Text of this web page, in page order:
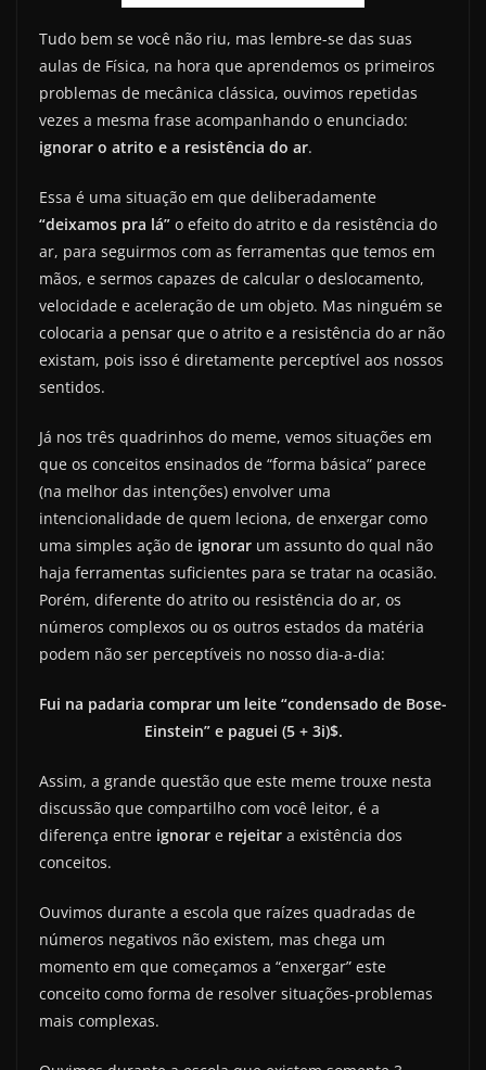
Tudo bem se você não riu, mas lembre-se das suas
aulas de Física, na hora que aprendemos os primeiros
problemas de mecânica clássica, ouvimos repetidas
vezes a mesma frase acompanhando o enunciado:
ignorar o atrito e a resistência do ar.
Essa é uma situação em que deliberadamente
“deixamos pra lá” o efeito do atrito e da resistência do
ar, para seguirmos com as ferramentas que temos em
mãos, e sermos capazes de calcular o deslocamento,
velocidade e aceleração de um objeto. Mas ninguém se
colocaria a pensar que o atrito e a resistência do ar não
existam, pois isso é diretamente perceptível aos nossos
sentidos.
Já nos três quadrinhos do meme, vemos situações em
que os conceitos ensinados de “forma básica” parece
(na melhor das intenções) envolver uma
intencionalidade de quem leciona, de enxergar como
uma simples ação de ignorar um assunto do qual não
haja ferramentas suficientes para se tratar na ocasião.
Porém, diferente do atrito ou resistência do ar, os
números complexos ou os outros estados da matéria
podem não ser perceptíveis no nosso dia-a-dia:
Fui na padaria comprar um leite “condensado de Bose-
Einstein” e paguei (5 + 3i)$.
Assim, a grande questão que este meme trouxe nesta
discussão que compartilho com você leitor, é a
diferença entre ignorar e rejeitar a existência dos
conceitos.
Ouvimos durante a escola que raízes quadradas de
números negativos não existem, mas chega um
momento em que começamos a “enxergar” este
conceito como forma de resolver situações-problemas
mais complexas.